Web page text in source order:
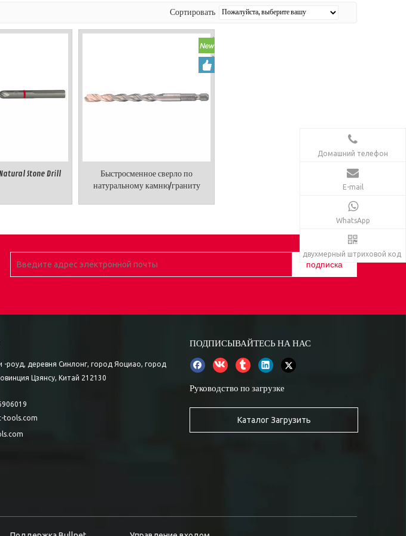
Сортировать
Stone Drill
Быстросменное сверло по
натуральному камню/граниту
подписка
-роуд, деревня Синлонг, город Яоциао, город
Цзянсу, Китай 212130
tools.com
ПОДПИСЫВАЙТЕСЬ НА НАС
Руководство по загрузке
Каталог Загрузить
Домашний телефон
E-mail
WhatsApp
двухмерный штриховой код